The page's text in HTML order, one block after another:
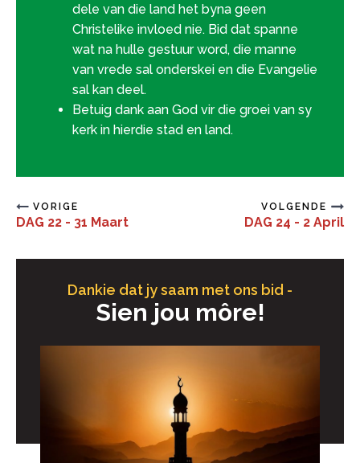
dele van die land het byna geen
Christelike invloed nie. Bid dat spanne
wat na hulle gestuur word, die manne
van vrede sal onderskei en die Evangelie
sal kan deel.
Betuig dank aan God vir die groei van sy
kerk in hierdie stad en land.
VORIGE
DAG 22 - 31 Maart
VOLGENDE
DAG 24 - 2 April
Dankie dat jy saam met ons bid -
Sien jou môre!